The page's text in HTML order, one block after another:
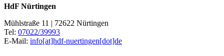
HdF Nürtingen
Mühlstraße 11 | 72622 Nürtingen
Tel: 07022/39993
E-Mail: info[at]hdf-nuertingen[dot]de